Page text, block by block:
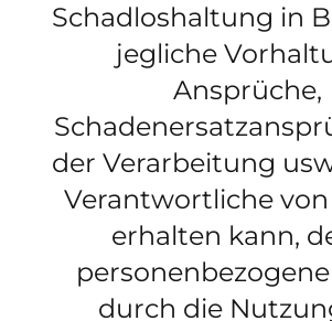
Schadloshaltung in
jegliche
Ansprüche,
der Verarbeitung
Verantwortliche
erhalten kann,
durch die